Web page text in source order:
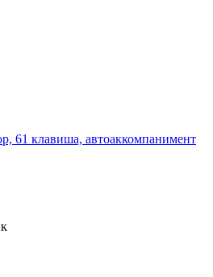
61 клавиша, автоаккомпанимент